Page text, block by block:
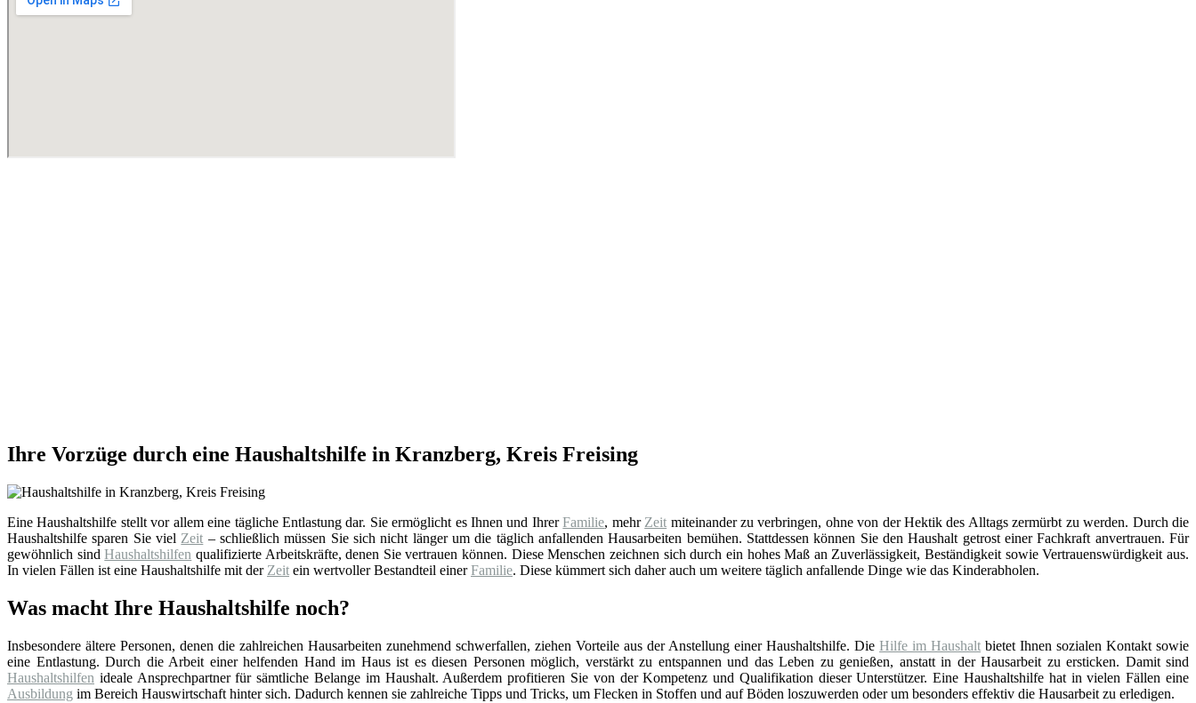
Ihre Vorzüge durch eine Haushaltshilfe in Kranzberg, Kreis Freising
Eine Haushaltshilfe stellt vor allem eine tägliche Entlastung dar. Sie ermöglicht es Ihnen und IhrerFamilie, mehr Zeit miteinander zu verbringen, ohne von der Hektik des Alltags zermürbt zu werden. Durch die
Haushaltshilfe sparen Sie viel Zeit – schließlich müssen Sie sich nicht länger um die täglich anfallenden Hausarbeiten bemühen. Stattdessen können Sie den Haushalt getrost einer Fachkraft anvertrauen. Für
gewöhnlich sindHaushaltshilfen qualifizierte Arbeitskräfte, denen Sie vertrauen können. Diese Menschen zeichnen sich durch ein hohes Maß an Zuverlässigkeit, Beständigkeit sowie Vertrauenswürdigkeit aus.
In vielen Fällen ist eine Haushaltshilfe mit der Zeit ein wertvoller Bestandteil einerFamilie. Diese kümmert sich daher auch um weitere täglich anfallende Dinge wie das Kinderabholen.
Was macht Ihre Haushaltshilfe noch?
Insbesondere ältere Personen, denen die zahlreichen Hausarbeiten zunehmend schwerfallen, ziehen Vorteile aus der Anstellung einer Haushaltshilfe. Die Hilfe im Haushalt bietet Ihnen sozialen Kontakt sowie
eine Entlastung. Durch die Arbeit einer helfenden Hand im Haus ist es diesen Personen möglich, verstärkt zu entspannen und das Leben zu genießen, anstatt in der Hausarbeit zu ersticken. Damit sind
Haushaltshilfen ideale Ansprechpartner für sämtliche Belange im Haushalt. Außerdem profitieren Sie von der Kompetenz und Qualifikation dieser Unterstützer. Eine Haushaltshilfe hat in vielen Fällen eine
Ausbildung im Bereich Hauswirtschaft hinter sich. Dadurch kennen sie zahlreiche Tipps und Tricks, um Flecken in Stoffen und auf Böden loszuwerden oder um besonders effektiv die Hausarbeit zu erledigen.